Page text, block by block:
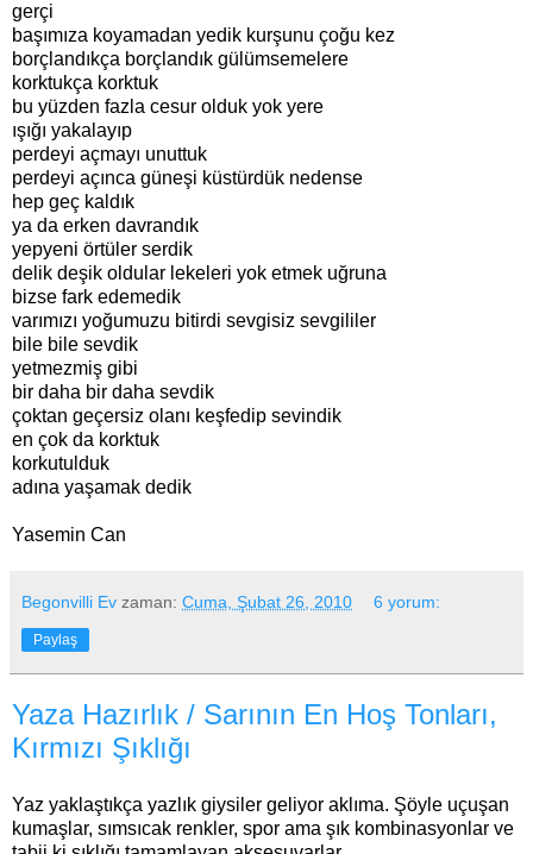
gerçi
başımıza koyamadan yedik kurşunu çoğu kez
borçlandıkça borçlandık gülümsemelere
korktukça korktuk
bu yüzden fazla cesur olduk yok yere
ışığı yakalayıp
perdeyi açmayı unuttuk
perdeyi açınca güneşi küstürdük nedense
hep geç kaldık
ya da erken davrandık
yepyeni örtüler serdik
delik deşik oldular lekeleri yok etmek uğruna
bizse fark edemedik
varımızı yoğumuzu bitirdi sevgisiz sevgililer
bile bile sevdik
yetmezmiş gibi
bir daha bir daha sevdik
çoktan geçersiz olanı keşfedip sevindik
en çok da korktuk
korkutulduk
adına yaşamak dedik
Yasemin Can
Begonvilli Ev zaman: Cuma, Şubat 26, 2010 6 yorum:
Paylaş
Yaza Hazırlık / Sarının En Hoş Tonları,
Kırmızı Şıklığı
Yaz yaklaştıkça yazlık giysiler geliyor aklıma. Şöyle uçuşan
kumaşlar, sımsıcak renkler, spor ama şık kombinasyonlar ve